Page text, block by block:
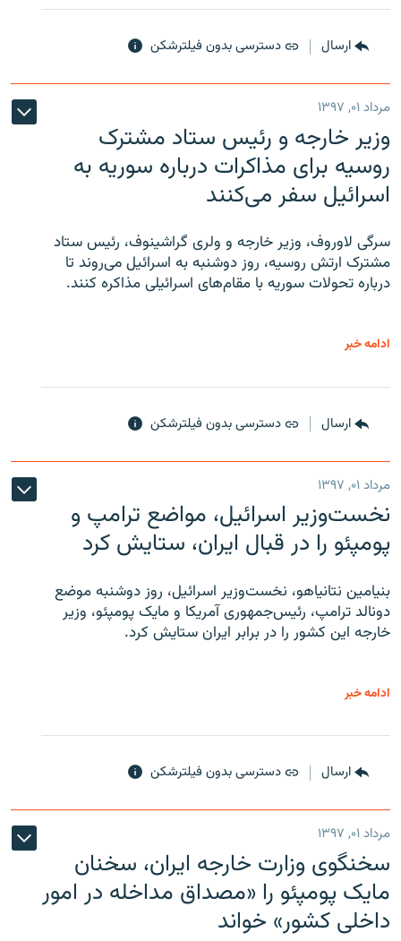
ارسال دسترسی بدون فیلترشکن
مرداد ۰۱, ۱۳۹۷
وزیر خارجه و رئیس‌ ستاد مشترک
روسیه برای مذاکرات درباره سوریه به
اسرائیل سفر می‌کنند
سرگی لاوروف، وزیر خارجه و ولری گراشینوف، رئیس ستاد
مشترک ارتش روسیه، روز دوشنبه به اسرائیل می‌روند تا
درباره تحولات سوریه با مقام‌های اسرائیلی مذاکره کنند.
ادامه خبر
ارسال دسترسی بدون فیلترشکن
مرداد ۰۱, ۱۳۹۷
نخست‌وزیر اسرائیل، مواضع ترامپ و
پومپئو را در قبال ایران، ستایش کرد
بنیامین نتانیاهو، نخست‌وزیر اسرائیل، روز دوشنبه موضع
دونالد ترامپ، رئیس‌جمهوری آمریکا و مایک پومپئو، وزیر
خارجه این کشور را در برابر ایران ستایش کرد.
ادامه خبر
ارسال دسترسی بدون فیلترشکن
مرداد ۰۱, ۱۳۹۷
سخنگوی وزارت خارجه ایران، سخنان
مایک پومپئو را «مصداق مداخله در امور
داخلی کشور» خواند